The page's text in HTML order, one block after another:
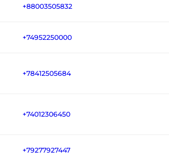
+88003505832
+74952250000
+78412505684
+74012306450
+79277927447